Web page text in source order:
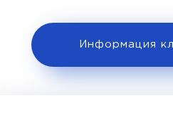
Информация